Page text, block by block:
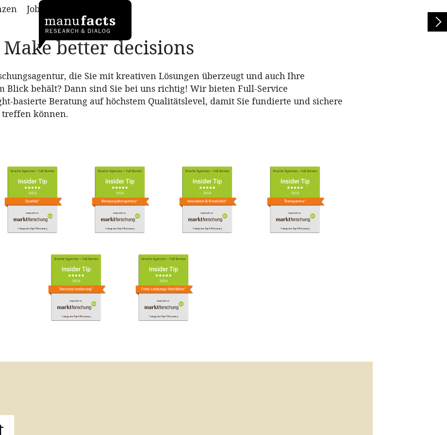
Jobs
better decisions
die Sie mit kreativen Lösungen überzeugt und auch Ihre
Blick behält? Dann sind Sie bei uns richtig! Wir bieten Full-Service
basierte Beratung auf höchstem Qualitätslevel, damit Sie fundierte und sichere
treffen können.